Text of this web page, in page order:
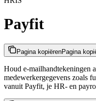
Payfit
Pagina kopiërenPagina
Houd e-mailhandtekeningen
medewerkergegevens zoals
vanuit Payfit, je HR- en